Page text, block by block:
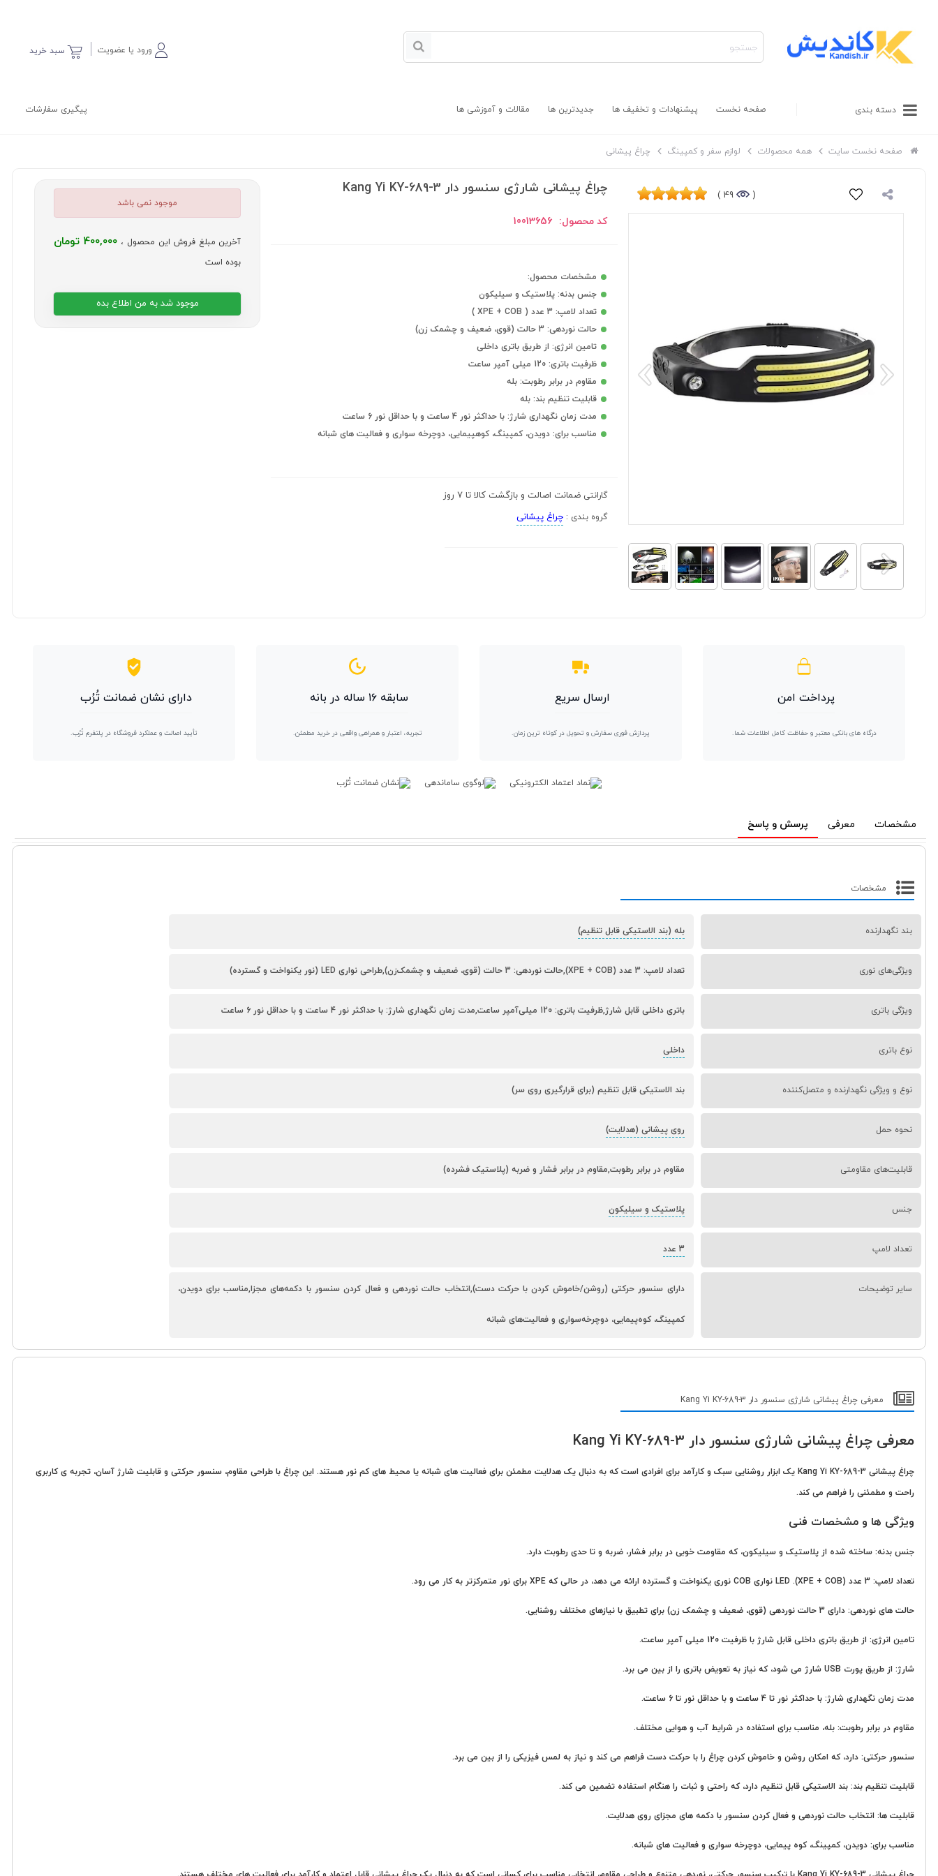
سبد خرید ورود یا عضویت
دسته بندی صفحه نخست پیشنهادات و تخفیف ها جدیدترین ها مقالات و آموزشی ها پیگیری سفارشات
صفحه نخست سایت همه محصولات لوازم سفر و کمپینگ چراغ پیشانی
(
49 ) چراغ پیشانی شارژی سنسور دار Kang Yi KY-689-3
کد محصول: 10013656
مشخصات محصول:
جنس بدنه: پلاستیک و سیلیکون
تعداد لامپ: 3 عدد ( XPE + COB )
حالت نوردهی: 3 حالت (قوی، ضعیف و چشمک زن)
تامین انرژی: از طریق باتری داخلی
ظرفیت باتری: 120 میلی آمپر ساعت
مقاوم در برابر رطوبت: بله
قابلیت تنظیم بند: بله
مدت زمان نگهداری شارژ: با حداکثر نور 4 ساعت و با حداقل نور 6 ساعت
مناسب برای: دویدن، کمپینگ، کوهپیمایی، دوچرخه سواری و فعالیت های شبانه
گارانتی ضمانت اصالت و بازگشت کالا تا 7 روز
گروه بندی :چراغ پیشانی
موجود نمی باشد
آخرین مبلغ فروش این محصول ،400,000 تومان
بوده است
موجود شد به من اطلاع بده
پرداخت امن
درگاه های بانکی معتبر و حفاظت کامل اطلاعات شما.
ارسال سریع
پردازش فوری سفارش و تحویل در کوتاه ترین زمان.
سابقه ۱۶ ساله در بانه
تجربه، اعتبار و همراهی واقعی در خرید مطمئن.
دارای نشان ضمانت تُرُب
تأیید اصالت و عملکرد فروشگاه در پلتفرم تُرُب.
مشخصات معرفی پرسش و پاسخ
مشخصات
بند نگهدارنده بله (بند الاستیکی قابل تنظیم)
ویژگی‌های نوری تعداد لامپ: 3 عدد (XPE + COB),حالت نوردهی: 3 حالت (قوی، ضعیف و چشمک‌زن),طراحی نواری LED (نور یکنواخت و گسترده)
ویژگی باتری باتری داخلی قابل شارژ,ظرفیت باتری: 120 میلی‌آمپر ساعت,مدت زمان نگهداری شارژ: با حداکثر نور 4 ساعت و با حداقل نور 6 ساعت
نوع باتری داخلی
نوع و ویژگی نگهدارنده و متصل‌کننده بند الاستیکی قابل تنظیم (برای قرارگیری روی سر)
نحوه حمل روی پیشانی (هدلایت)
قابلیت‌های مقاومتی مقاوم در برابر رطوبت,مقاوم در برابر فشار و ضربه (پلاستیک فشرده)
جنس پلاستیک و سیلیکون
تعداد لامپ 3 عدد
سایر توضیحات دارای سنسور حرکتی (روشن/خاموش کردن با حرکت دست),انتخاب حالت نوردهی و فعال کردن سنسور با دکمه‌های مجزا,مناسب برای دویدن،
کمپینگ، کوه‌پیمایی، دوچرخه‌سواری و فعالیت‌های شبانه
معرفی چراغ پیشانی شارژی سنسور دار Kang Yi KY-689-3
معرفی چراغ پیشانی شارژی سنسور دار Kang Yi KY-689-3
چراغ پیشانی Kang Yi KY-689-3 یک ابزار روشنایی سبک و کارآمد برای افرادی است که به دنبال یک هدلایت مطمئن برای فعالیت های شبانه یا محیط های کم نور هستند. این چراغ با طراحی مقاوم، سنسور حرکتی و قابلیت شارژ آسان، تجربه ی کاربری
راحت و مطمئنی را فراهم می کند.
ویژگی ها و مشخصات فنی
جنس بدنه: ساخته شده از پلاستیک و سیلیکون، که مقاومت خوبی در برابر فشار، ضربه و تا حدی رطوبت دارد.
تعداد لامپ: 3 عدد (XPE + COB). LED نواری COB نوری یکنواخت و گسترده ارائه می دهد، در حالی که XPE برای نور متمرکزتر به کار می رود.
حالت های نوردهی: دارای 3 حالت نوردهی (قوی، ضعیف و چشمک زن) برای تطبیق با نیازهای مختلف روشنایی.
تامین انرژی: از طریق باتری داخلی قابل شارژ با ظرفیت 120 میلی آمپر ساعت.
شارژ: از طریق پورت USB شارژ می شود، که نیاز به تعویض باتری را از بین می برد.
مدت زمان نگهداری شارژ: با حداکثر نور تا 4 ساعت و با حداقل نور تا 6 ساعت.
مقاوم در برابر رطوبت: بله، مناسب برای استفاده در شرایط آب و هوایی مختلف.
سنسور حرکتی: دارد، که امکان روشن و خاموش کردن چراغ را با حرکت دست فراهم می کند و نیاز به لمس فیزیکی را از بین می برد.
قابلیت تنظیم بند: بند الاستیکی قابل تنظیم دارد، که راحتی و ثبات را هنگام استفاده تضمین می کند.
قابلیت ها: انتخاب حالت نوردهی و فعال کردن سنسور با دکمه های مجزای روی هدلایت.
مناسب برای: دویدن، کمپینگ، کوه پیمایی، دوچرخه سواری و فعالیت های شبانه.